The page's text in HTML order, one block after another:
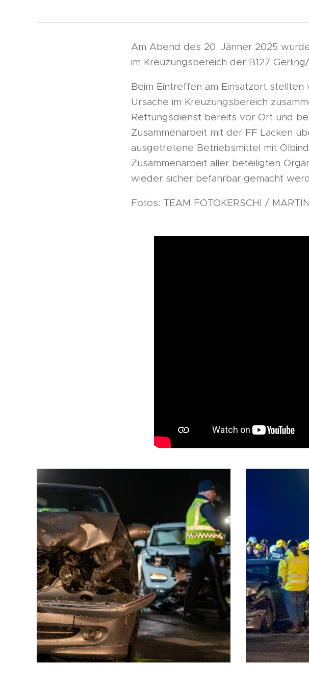
Am Abend des 20. Jänner 2025
im Kreuzungsbereich der B127
Beim Eintreffen am Einsatzort
Ursache im Kreuzungsbereich
Rettungsdienst bereits vor Ort und
Zusammenarbeit mit der FF Lacken
ausgetretene Betriebsmittel mit
Zusammenarbeit aller beteiligten
wieder sicher befahrbar gemacht
Fotos: TEAM FOTOKERSCHI /